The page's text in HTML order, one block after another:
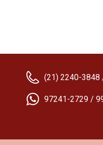
(21) 2240-
97241-2729 /